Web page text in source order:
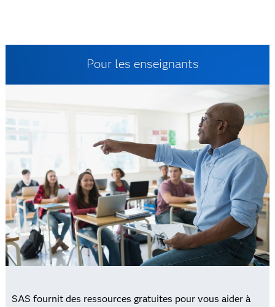
Pour les enseignants
SAS fournit des ressources gratuites pour vous aider à